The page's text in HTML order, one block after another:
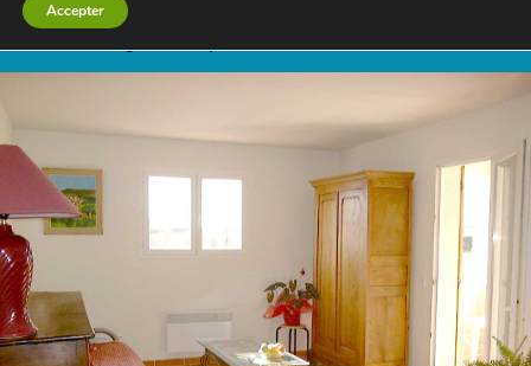
Accepter